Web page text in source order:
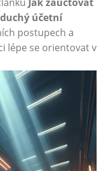
Jak zaúčtovat
účetní
postupech a
lépe se orientovat v